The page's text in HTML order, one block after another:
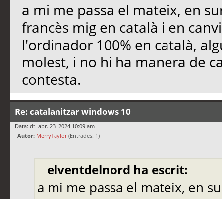
a mi me passa el mateix, en
francès mig en català i en
l'ordinador 100% en català,
molest, i no hi ha manera de
contesta.
Re: catalanitzar windows 10
Data: dt. abr. 23, 2024 10:09 am
Autor: MerryTaylor(Entrades: 1)
elventdelnord ha escrit:
a mi me passa el mateix, en